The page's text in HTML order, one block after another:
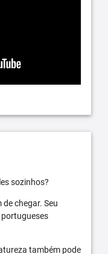
sozinhos?
chegar. Seu
também pode